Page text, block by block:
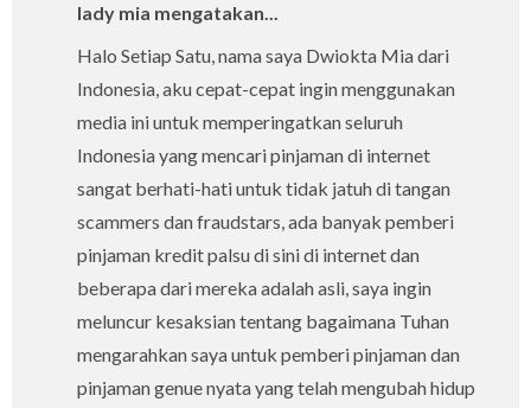
lady mia mengatakan...
Halo Setiap Satu, nama saya Dwiokta Mia dari
Indonesia, aku cepat-cepat ingin menggunakan
media ini untuk memperingatkan seluruh
Indonesia yang mencari pinjaman di internet
sangat berhati-hati untuk tidak jatuh di tangan
scammers dan fraudstars, ada banyak pemberi
pinjaman kredit palsu di sini di internet dan
beberapa dari mereka adalah asli, saya ingin
meluncur kesaksian tentang bagaimana Tuhan
mengarahkan saya untuk pemberi pinjaman dan
pinjaman genue nyata yang telah mengubah hidup